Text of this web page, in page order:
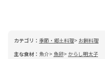
カテゴリ： 季節・郷土料理
お餅料理
主な食材： 魚介 魚卵
からし明太子